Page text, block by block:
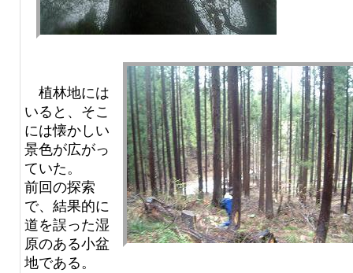
植林地には
いると、そこ
には懐かしい
景色が広がっ
ていた。
前回の探索
で、結果的に
道を誤った湿
原のある小盆
地である。